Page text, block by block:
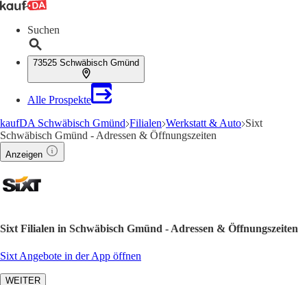
Suchen
73525 Schwäbisch Gmünd
Alle Prospekte
kaufDA Schwäbisch Gmünd Filialen Werkstatt & Auto Sixt
Schwäbisch Gmünd - Adressen & Öffnungszeiten
Anzeigen
Sixt Filialen in Schwäbisch Gmünd - Adressen & Öffnungszeiten
Sixt Angebote in der App öffnen
WEITER